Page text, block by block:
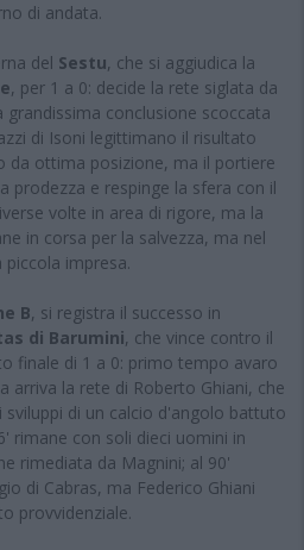
di andata.
del Sestu, che si aggiudica la
, per 1 a 0: decide la rete siglata da
grandissima conclusione scoccata
di Isoni legittimano il risultato
da ottima posizione, ma il portiere
prodezza e respinge la sfera con il
volte in area di rigore, ma la
in corsa per la salvezza, ma nel
impresa.
B, si registra il successo in
di Barumini, che vince contro il
finale di 1 a 0: primo tempo avaro
arriva la rete di Roberto Ghiani, che
sviluppi di un calcio d'angolo battuto
rimane con soli dieci uomini in
rimediata da Magnini; al 90'
di Cabras, ma Federico Ghiani
provvidenziale.